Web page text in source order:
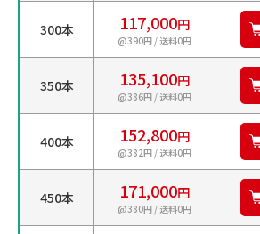
300本 117,000円
@390円 / 送料0円
350本 135,100円
@386円 / 送料0円
400本 152,800円
@382円 / 送料0円
450本 171,000円
@380円 / 送料0円